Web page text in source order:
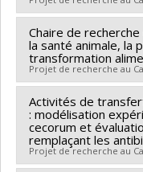
des Pêcheries et
Grant programs:
2023-2028 - Volet
développement
Lead researcher :
Funding sources:
des Pêcheries et
Grant programs:
2023-2028 - Volet
développement
technologique
Chaire de
la santé animale, la
transformation
Projet de recherche au
Lead researcher :
Co-researchers :
Sébastien Buczinski
Benoit-Biancamano
Activités de
: modélisation
cecorum et
remplaçant les
Projet de recherche au